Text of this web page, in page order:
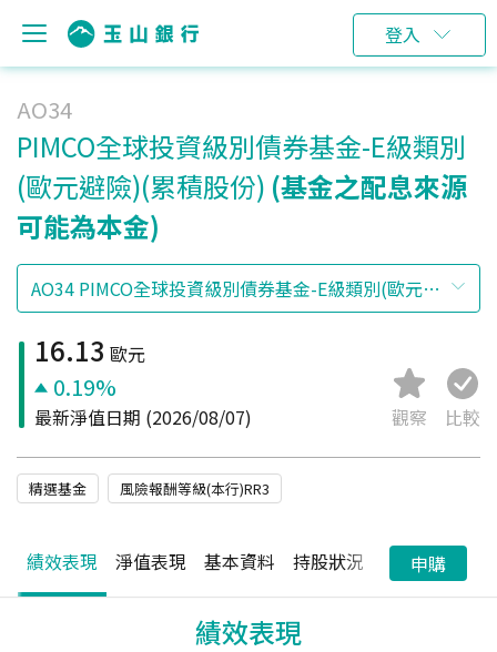
登入
AO34
PIMCO全球投資級別債券基金-E級類別
(歐元避險)(累積股份) (基金之配息來源
可能為本金)
16.13 歐元
0.19%
最新淨值日期 (2026/08/07) 觀察 比較
精選基金 風險報酬等級(本行)RR3
績效表現 淨值表現 基本資料 持股狀況 配息狀況
申購
績效表現